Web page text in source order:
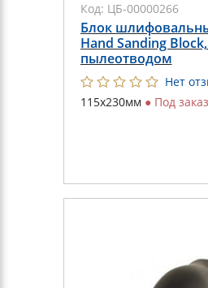
Код: ЦБ-00000266
Блок
Hand Sanding
пылеотводом
Нет
115х230мм ● Под заказ